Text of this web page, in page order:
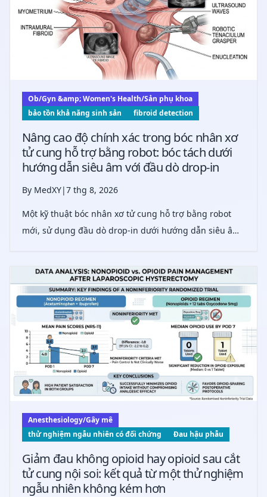
Ob/Gyn &amp; Women's Health/Sản phụ khoa
bảo tồn khả năng sinh sản
fibroid detection
Nâng cao độ chính xác trong bóc nhân xơ
tử cung hỗ trợ bằng robot: bóc tách dưới
hướng dẫn siêu âm với đầu dò drop-in
By MedXY|7 thg 8, 2026
Một kỹ thuật bóc nhân xơ tử cung hỗ trợ bằng robot
mới, sử dụng đầu dò drop-in dưới hướng dẫn siêu âm,
bảo tồn khả năng sinh sản tro
Anesthesiology/Gây mê
thử nghiệm ngẫu nhiên có đối chứng
Đau hậu phẫu
Giảm đau không opioid hay opioid sau cắt
tử cung nội soi: kết quả từ một thử nghiệm
ngẫu nhiên không kém hơn